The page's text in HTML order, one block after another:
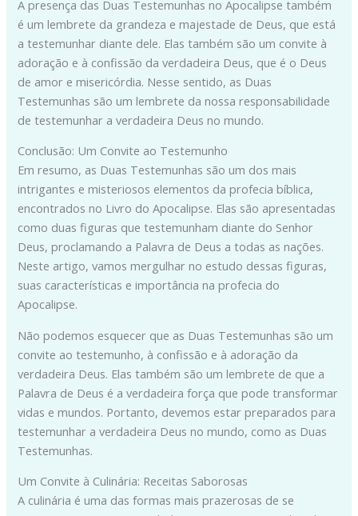
A presença das Duas Testemunhas no Apocalipse também
é um lembrete da grandeza e majestade de Deus, que está
a testemunhar diante dele. Elas também são um convite à
adoração e à confissão da verdadeira Deus, que é o Deus
de amor e misericórdia. Nesse sentido, as Duas
Testemunhas são um lembrete da nossa responsabilidade
de testemunhar a verdadeira Deus no mundo.
Conclusão: Um Convite ao Testemunho
Em resumo, as Duas Testemunhas são um dos mais
intrigantes e misteriosos elementos da profecia bíblica,
encontrados no Livro do Apocalipse. Elas são apresentadas
como duas figuras que testemunham diante do Senhor
Deus, proclamando a Palavra de Deus a todas as nações.
Neste artigo, vamos mergulhar no estudo dessas figuras,
suas características e importância na profecia do
Apocalipse.
Não podemos esquecer que as Duas Testemunhas são um
convite ao testemunho, à confissão e à adoração da
verdadeira Deus. Elas também são um lembrete de que a
Palavra de Deus é a verdadeira força que pode transformar
vidas e mundos. Portanto, devemos estar preparados para
testemunhar a verdadeira Deus no mundo, como as Duas
Testemunhas.
Um Convite à Culinária: Receitas Saborosas
A culinária é uma das formas mais prazerosas de se